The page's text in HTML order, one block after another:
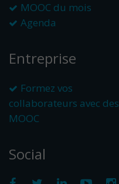
MOOC du mois
Agenda
Entreprise
Formez vos
collaborateurs avec des
MOOC
Social